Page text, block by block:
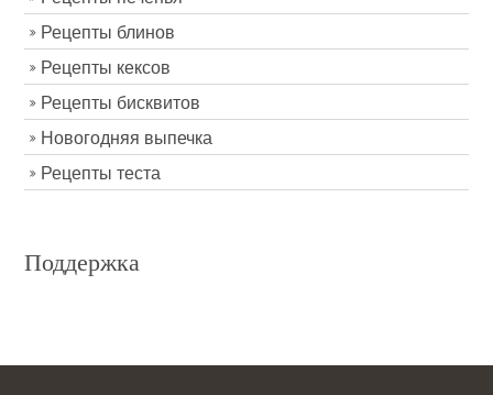
Рецепты блинов
Рецепты кексов
Рецепты бисквитов
Новогодняя выпечка
Рецепты теста
Поддержка